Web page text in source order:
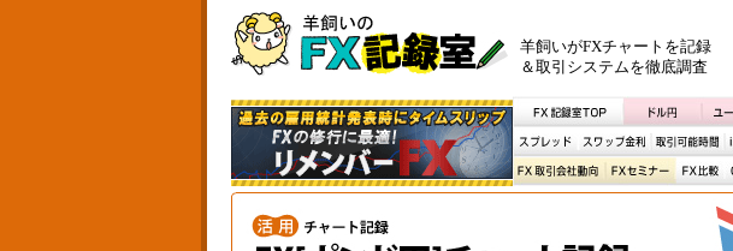
羊飼いがFXチャートを記録
＆取引システムを徹底調査